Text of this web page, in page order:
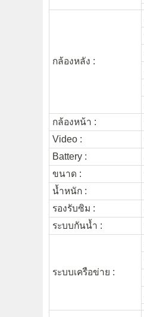
กล้องหลัง :
กล้องหน้า :
Video :
Battery :
ขนาด :
น้ำหนัก :
รองรับซิม :
ระบบกันน้ำ :
ระบบเครือข่าย :